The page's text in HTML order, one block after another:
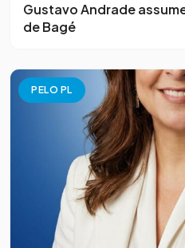
Gustavo Andrade
de Bagé
PELO PL